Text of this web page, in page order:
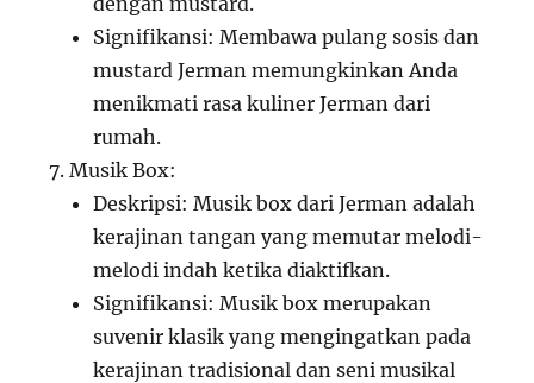
Signifikansi: Membawa pulang sosis dan
mustard Jerman memungkinkan Anda
menikmati rasa kuliner Jerman dari
rumah.
Musik Box:
Deskripsi: Musik box dari Jerman adalah
kerajinan tangan yang memutar melodi-
melodi indah ketika diaktifkan.
Signifikansi: Musik box merupakan
suvenir klasik yang mengingatkan pada
kerajinan tradisional dan seni musikal